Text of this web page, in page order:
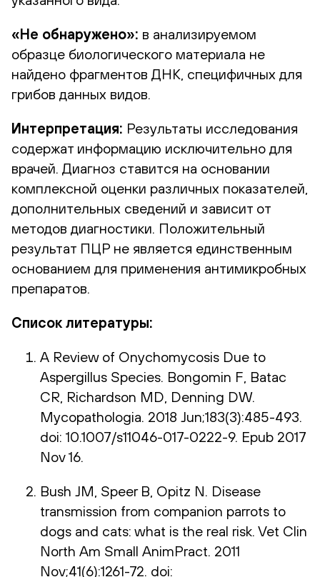
«Не обнаружено»: в анализируемом
образце биологического материала не
найдено фрагментов ДНК, специфичных для
грибов данных видов.
Интерпретация: Результаты исследования
содержат информацию исключительно для
врачей. Диагноз ставится на основании
комплексной оценки различных показателей,
дополнительных сведений и зависит от
методов диагностики. Положительный
результат ПЦР не является единственным
основанием для применения антимикробных
препаратов.
Список литературы:
A Review of Onychomycosis Due to
Aspergillus Species. Bongomin F, Batac
CR, Richardson MD, Denning DW.
Mycopathologia. 2018 Jun;183(3):485-493.
doi: 10.1007/s11046-017-0222-9. Epub 2017
Nov 16.
Bush JM, Speer B, Opitz N. Disease
transmission from companion parrots to
dogs and cats: what is the real risk. Vet Clin
North Am Small AnimPract. 2011
Nov;41(6):1261-72. doi: